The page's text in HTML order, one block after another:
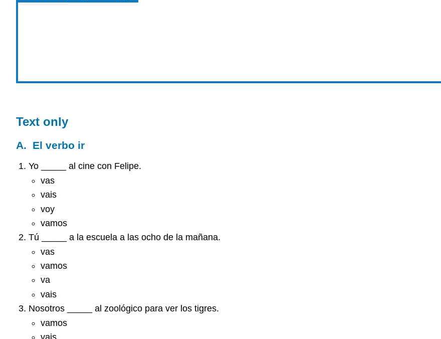
Text only
A. El verbo ir
Yo _____ al cine con Felipe.
vas
vais
voy
vamos
Tú _____ a la escuela a las ocho de la mañana.
vas
vamos
va
vais
Nosotros _____ al zoológico para ver los tigres.
vamos